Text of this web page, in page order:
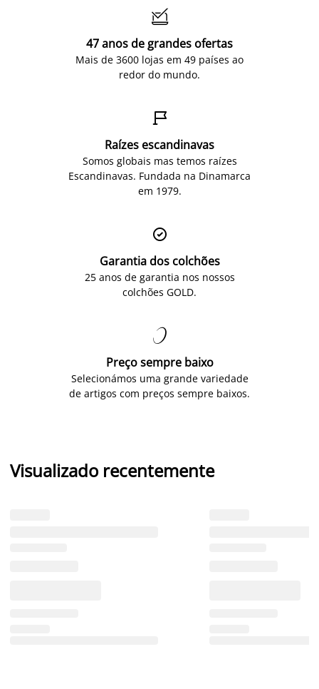

47 anos de grandes ofertas
Mais de 3600 lojas em 49 países ao
redor do mundo.

Raízes escandinavas
Somos globais mas temos raízes
Escandinavas. Fundada na Dinamarca
em 1979.

Garantia dos colchões
25 anos de garantia nos nossos
colchões GOLD.

Preço sempre baixo
Selecionámos uma grande variedade
de artigos com preços sempre baixos.
Visualizado recentemente